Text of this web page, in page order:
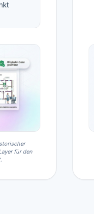
für den